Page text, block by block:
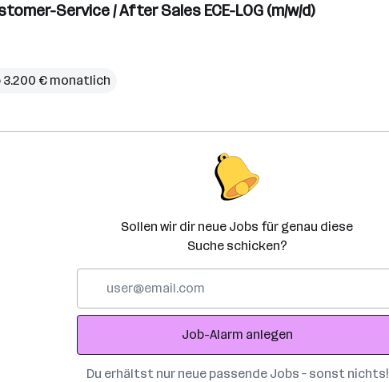
Service / After Sales ECE-LOG (m/w/d)
3.200 € monatlich
Sollen wir dir neue Jobs für genau diese
Suche schicken?
Adresse
Job-Alarm anlegen
Du erhältst nur neue passende Jobs – sonst nichts!